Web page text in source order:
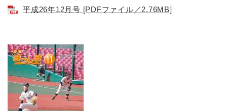
平成26年12月号 [PDFファイル／2.76MB]